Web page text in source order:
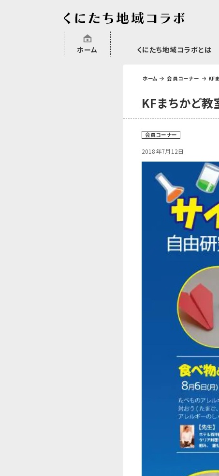
ホーム くにたち地域コラボとは
ホーム 会員コーナー KF
KFまちかど
会員コーナー
2018年7月12日